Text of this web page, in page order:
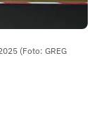
(Foto: GREG